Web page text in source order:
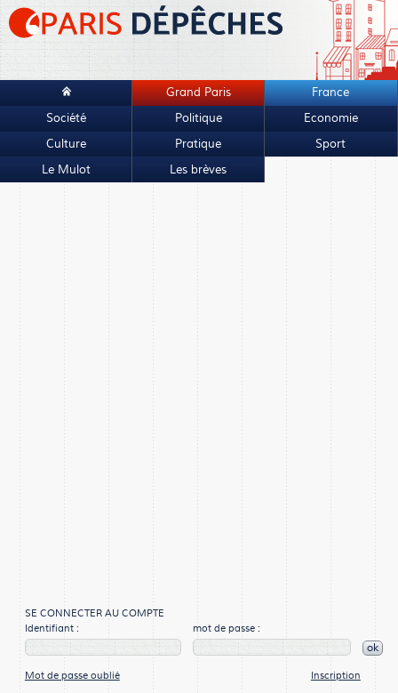
Grand Paris
France
Société
Politique
Economie
Culture
Pratique
Sport
Le Mulot
Les brèves
SE CONNECTER AU COMPTE
Identifiant :
mot de passe :
ok
Mot de passe oublié Inscription